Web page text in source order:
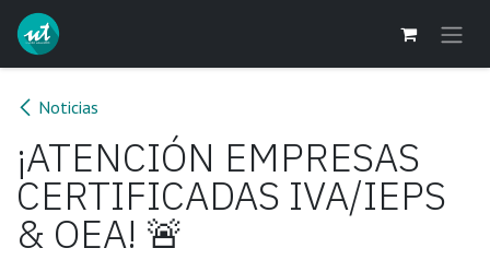
Ir al contenido
Noticias
¡ATENCIÓN EMPRESAS
CERTIFICADAS IVA/IEPS
& OEA! 🚨